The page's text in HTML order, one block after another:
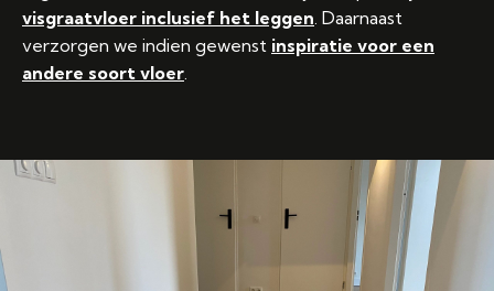
visgraatvloer inclusief het leggen. Daarnaast
verzorgen we indien gewenst inspiratie voor een
andere soort vloer.